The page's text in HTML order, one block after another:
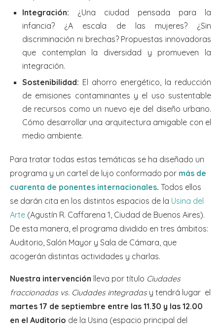
Integración: ¿Una ciudad pensada para la
infancia? ¿A escala de las mujeres? ¿Sin
discriminación ni brechas? Propuestas innovadoras
que contemplan la diversidad y promueven la
integración.
Sostenibilidad: El ahorro energético, la reducción
de emisiones contaminantes y el uso sustentable
de recursos como un nuevo eje del diseño urbano.
Cómo desarrollar una arquitectura amigable con el
medio ambiente.
Para tratar todas estas temáticas se ha diseñado un
programa y un cartel de lujo conformado por más de
cuarenta de ponentes internacionales. Todos ellos
se darán cita en los distintos espacios de la Usina del
Arte (Agustín R. Caffarena 1, Ciudad de Buenos Aires).
De esta manera, el programa dividido en tres ámbitos:
Auditorio, Salón Mayor y Sala de Cámara, que
acogerán distintas actividades y charlas.
Nuestra intervención lleva por título Ciudades
fraccionadas vs. Ciudades integradas y tendrá lugar el
martes 17 de septiembre entre las 11.30 y las 12.00
en el Auditorio de la Usina (espacio principal del